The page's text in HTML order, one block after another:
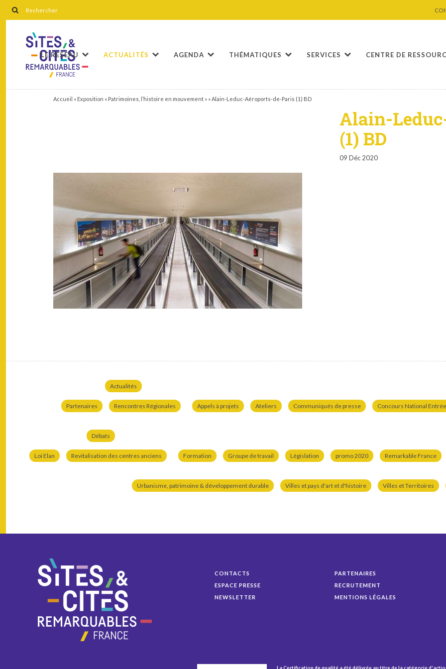
LE RÉSEAU ACTUALITÉS AGENDA THÉMATIQUES SERVICES CENTRE DE
Accueil » Exposition « Patrimoines, l’histoire en mouvement » »Alain-Leduc-Aéroports-de-Paris (1) BD
Alain-
(1) BD
09 Déc 2020
Actualités
Partenaires Rencontres Régionales Appels à projets Ateliers Communiqués de presse Concours National
Débats
Loi Elan Revitalisation des centres anciens Formation Groupe de travail Législation promo 2020 Remarkable France
Urbanisme, patrimoine & développement durable Villes et pays d'art et d'histoire Villes et Territoires
CONTACTS
ESPACE PRESSE
NEWSLETTER
PARTENAIRES
RECRUTEMENT
MENTIONS LÉGALES
La Certification de qualité a été délivrée au titre de la catégorie